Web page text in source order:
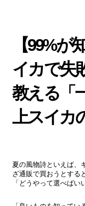
【99%が
イカで失
教える「
上スイカ
夏の風物詩といえば
ざ通販で買おうとする
「どうやって選べばい